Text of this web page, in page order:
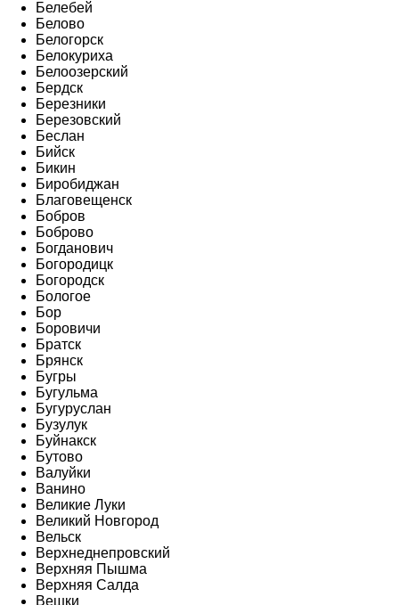
Белебей
Белово
Белогорск
Белокуриха
Белоозерский
Бердск
Березники
Березовский
Беслан
Бийск
Бикин
Биробиджан
Благовещенск
Бобров
Боброво
Богданович
Богородицк
Богородск
Бологое
Бор
Боровичи
Братск
Брянск
Бугры
Бугульма
Бугуруслан
Бузулук
Буйнакск
Бутово
Валуйки
Ванино
Великие Луки
Великий Новгород
Вельск
Верхнеднепровский
Верхняя Пышма
Верхняя Салда
Вешки